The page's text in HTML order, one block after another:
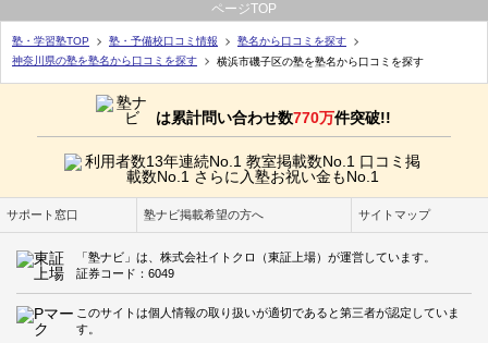
ページTOP
塾・学習塾TOP 塾・予備校口コミ情報
塾名から口コミを探す
神奈川県の塾を塾名から口コミを探す
横浜市磯子区の塾を塾名から口コミを探す
は累計問い合わせ数770万件突破!!
サポート窓口 塾ナビ掲載希望の方へ サイトマップ
「塾ナビ」は、株式会社イトクロ（東証上場）が運営しています。
証券コード：6049
このサイトは個人情報の取り扱いが適切であると第三者が認定していま
す。